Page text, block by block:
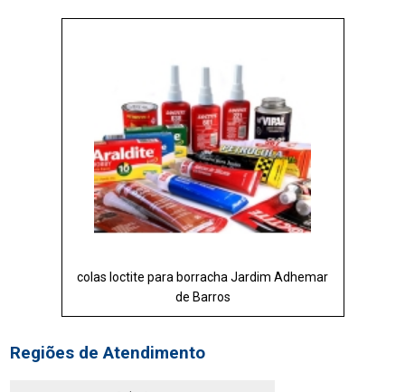
colas loctite para borracha Jardim Adhemar
de Barros
Regiões de Atendimento